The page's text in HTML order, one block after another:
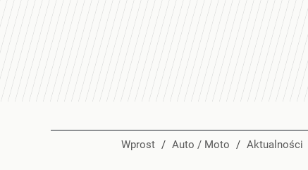
Wprost / Auto / Moto / Aktualności